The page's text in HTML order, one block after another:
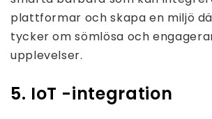
plattformar och skapa en miljö
tycker om sömlösa och
upplevelser.
5. IoT -integration